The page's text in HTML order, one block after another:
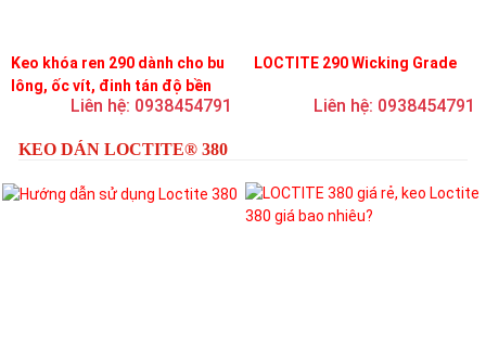
Keo khóa ren 290 dành cho bu
lông, ốc vít, đinh tán độ bền
trung bình, độ nhớt thấp
Liên hệ: 0938454791
LOCTITE 290 Wicking Grade
Liên hệ: 0938454791
KEO DÁN LOCTITE® 380